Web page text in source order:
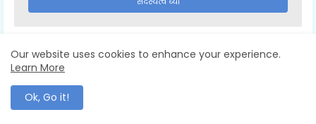
Our website uses cookies to enhance your experience.
Learn More
Ok, Go it!